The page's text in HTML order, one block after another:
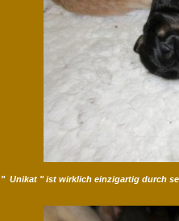
" Unikat " ist wirklich einzigartig durch